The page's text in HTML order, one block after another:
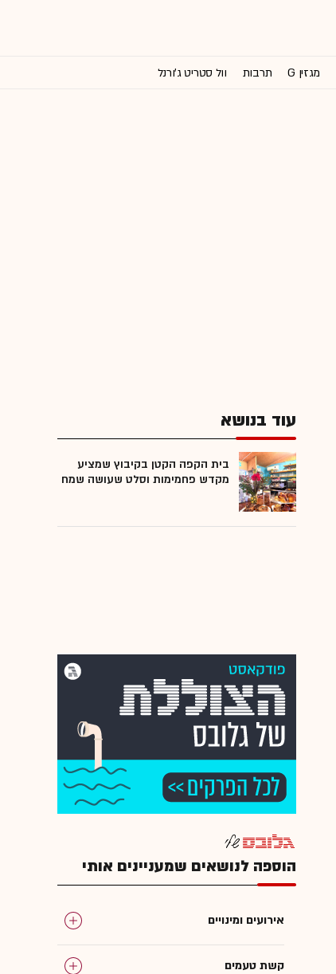
מגזין G תרבות וול סטריט ג'ורנל
עוד בנושא
בית הקפה הקטן בקיבוץ שמציע
מקדש פחמימות וסלט שעושה שמח
הוספה לנושאים שמעניינים אותי
אירועים ומינויים
קשת טעמים